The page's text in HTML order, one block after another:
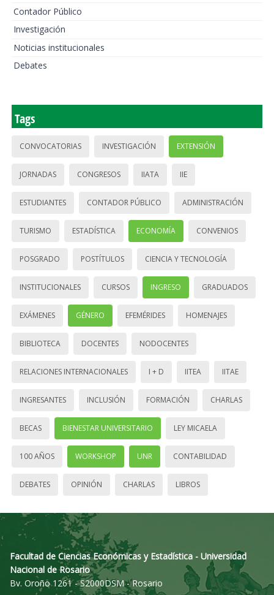
Contador Público
Investigación
Noticias institucionales
Debates
Tags
CONVOCATORIAS INVESTIGACIÓN EXTENSIÓN
JORNADAS CONGRESOS IIATA IIE
ESTUDIANTES CONTADOR PÚBLICO ADMINISTRACIÓN
TURISMO ESTADÍSTICA ECONOMÍA CONVENIOS
POSGRADO POSTÍTULOS CIENCIA Y TECNOLOGÍA
INSTITUCIONALES CURSOS INGRESO GRADUADOS
EXÁMENES GÉNERO EFEMÉRIDES HOMENAJES
BIBLIOTECA DOCENTES NODOCENTES
RELACIONES INTERNACIONALES I + D IITEA IITAE
INGRESANTES INCLUSIÓN FORMACIÓN CHARLAS
BECAS BIENESTAR UNIVERSITARIO LEY MICAELA
100 AÑOS WORKSHOP UNR CONTABILIDAD
DEBATES OPINIÓN CHARLAS LIBROS
Facultad de Ciencias Económicas y Estadística - Universidad
Nacional de Rosario
Bv. Oroño 1261 - S2000DSM - Rosario